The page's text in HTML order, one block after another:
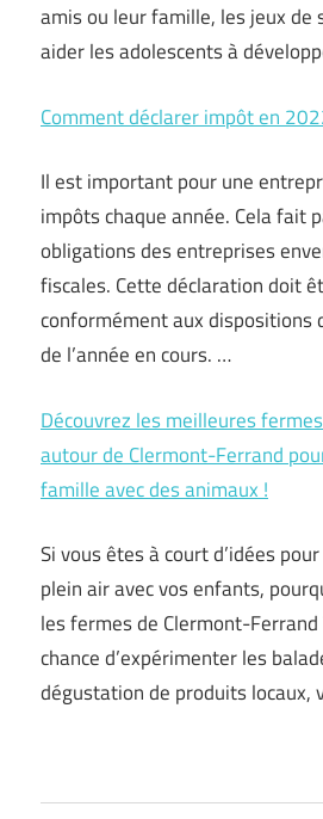
amis ou leur famille, les jeux de
aider les adolescents à
Comment déclarer impôt en
Il est important pour une
impôts chaque année. Cela fait
obligations des entreprises
fiscales. Cette déclaration doit
conformément aux dispositions
de l’année en cours. …
Découvrez les meilleures
autour de Clermont-Ferrand
famille avec des animaux !
Si vous êtes à court d’idées
plein air avec vos enfants,
les fermes de Clermont-Ferrand
chance d’expérimenter les
dégustation de produits locaux,